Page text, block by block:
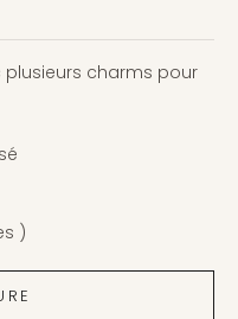
plusieurs charms pour
)